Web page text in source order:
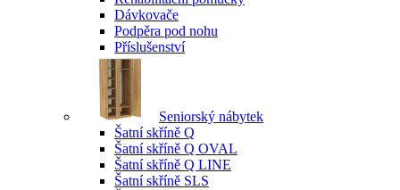
Dávkovače
Podpěra pod nohu
Příslušenství
Seniorský nábytek
Šatní skříně Q
Šatní skříně Q OVAL
Šatní skříně Q LINE
Šatní skříně SLS